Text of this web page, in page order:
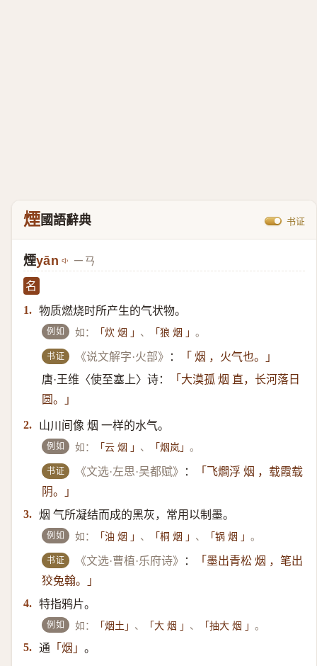
煙國語辭典 书证
煙yān ㄧㄢ
名
1. 物质燃烧时所产生的气状物。
例如 如： 「炊 烟 」 、 「狼 烟 」。
书证 《说文解字·火部》 ：
「 烟 ，火气也。」
唐·王维〈使至塞上〉诗：
「大漠孤 烟 直，长河落日
圆。」
2. 山川间像 烟 一样的水气。
例如 如： 「云 烟 」 、 「烟岚」。
书证 《文选·左思·吴都赋》 ：
「飞爓浮 烟 ，载霞载
阴。」
3. 烟 气所凝结而成的黑灰，常用以制墨。
例如 如： 「油 烟 」 、 「桐 烟 」 、 「锅 烟 」。
书证 《文选·曹植·乐府诗》 ：
「墨出青松 烟 ，笔出
狡兔翰。」
4. 特指鸦片。
例如 如： 「烟土」 、 「大 烟 」 、 「抽大 烟 」。
5. 通 「烟」 。